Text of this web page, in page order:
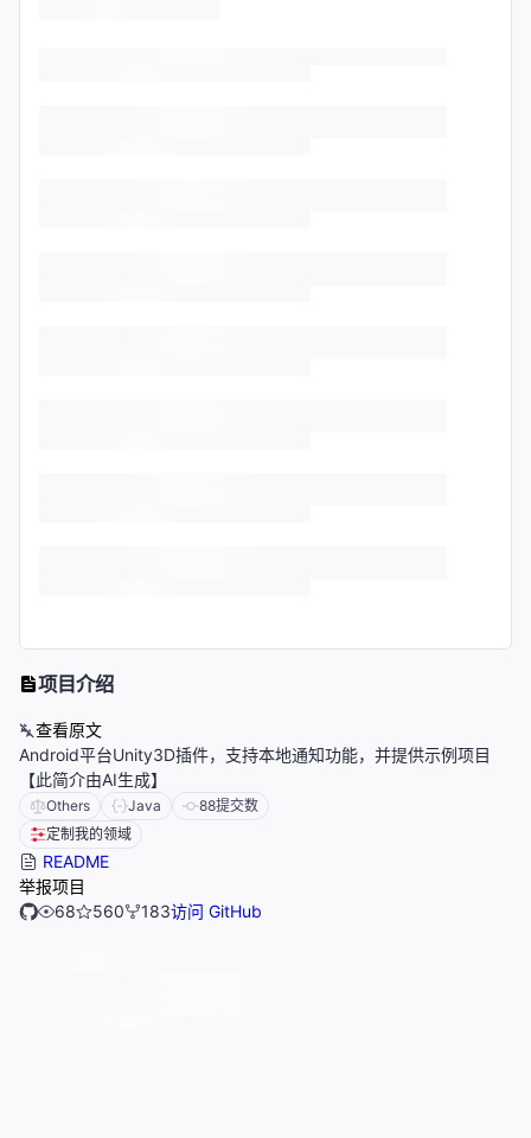
项目介绍
查看原文
Android平台Unity3D插件，支持本地通知功能，并提供示例项目
【此简介由AI生成】
Others Java 88提交数
定制我的领域
README
举报项目
68
560 183访问 GitHub